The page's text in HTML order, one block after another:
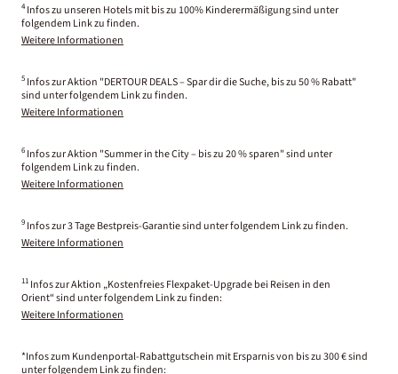
4 Infos zu unseren Hotels mit bis zu 100% Kinderermäßigung sind unter
folgendem Link zu finden.
Weitere Informationen
5 Infos zur Aktion "DERTOUR DEALS – Spar dir die Suche, bis zu 50 % Rabatt"
sind unter folgendem Link zu finden.
Weitere Informationen
6 Infos zur Aktion "Summer in the City – bis zu 20 % sparen" sind unter
folgendem Link zu finden.
Weitere Informationen
9 Infos zur 3 Tage Bestpreis-Garantie sind unter folgendem Link zu finden.
Weitere Informationen
11 Infos zur Aktion „Kostenfreies Flexpaket-Upgrade bei Reisen in den
Orient“ sind unter folgendem Link zu finden:
Weitere Informationen
*Infos zum Kundenportal-Rabattgutschein mit Ersparnis von bis zu 300 € sind
unter folgendem Link zu finden: